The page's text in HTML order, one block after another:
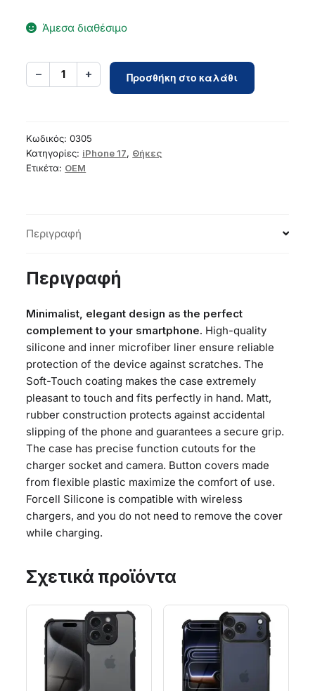
Άμεσα διαθέσιμο
− 1 +
SILICONE
case
peach
Προσθήκη στο καλάθι
Κωδικός:0305
Κατηγορίες: iPhone 17, Θήκες
Ετικέτα: OEM
Περιγραφή
Περιγραφή
Minimalist, elegant design as the perfect
complement to your smartphone. High-quality
silicone and inner microfiber liner ensure reliable
protection of the device against scratches. The
Soft-Touch coating makes the case extremely
pleasant to touch and fits perfectly in hand. Matt,
rubber construction protects against accidental
slipping of the phone and guarantees a secure grip.
The case has precise function cutouts for the
charger socket and camera. Button covers made
from flexible plastic maximize the comfort of use.
Forcell Silicone is compatible with wireless
chargers, and you do not need to remove the cover
while charging.
Σχετικά προϊόντα